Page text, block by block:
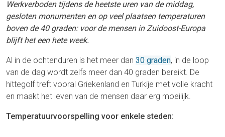
Werkverboden tijdens de heetste uren van de middag,
gesloten monumenten en op veel plaatsen temperaturen
boven de 40 graden: voor de mensen in Zuidoost-Europa
blijft het een hete week.
Al in de ochtenduren is het meer dan 30 graden, in de loop
van de dag wordt zelfs meer dan 40 graden bereikt. De
hittegolf treft vooral Griekenland en Turkije met volle kracht
en maakt het leven van de mensen daar erg moeilijk.
Temperatuurvoorspelling voor enkele steden: